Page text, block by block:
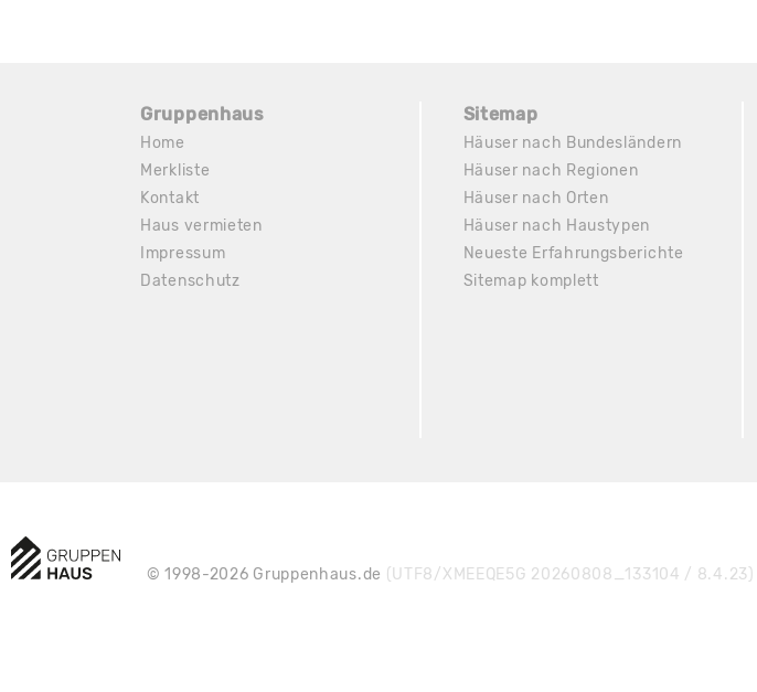
Gruppenhaus
Home
Merkliste
Kontakt
Haus vermieten
Impressum
Datenschutz
Sitemap
Häuser nach Bundesländern
Häuser nach Regionen
Häuser nach Orten
Häuser nach Haustypen
Neueste Erfahrungsberichte
Sitemap komplett
© 1998-2026 Gruppenhaus.de (UTF8/XMEEQE5G 20260808_133104 / 8.4.23)